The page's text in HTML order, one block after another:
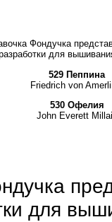
Фондучка
для
529 Пеппина
Friedrich von
530 Офелия
John Everett
для